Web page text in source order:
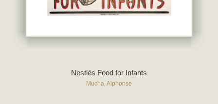
Nestlés Food for Infants
Mucha, Alphonse